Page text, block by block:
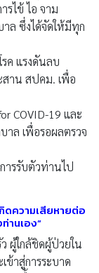
รไข้ ไอ จาม
ล ซึ่งได้จัดให้มีทุก
ค แรงดันลบ
าน สปคม. เพื่อ
COVID-19 และ
าล เพื่อรอผลตรวจ
ารรับตัวท่านไป
ดความเสียหายต่อ
านเอง”
ผู้ใกล้ชิดผู้ป่วยใน
ข้าสู่การระบาด